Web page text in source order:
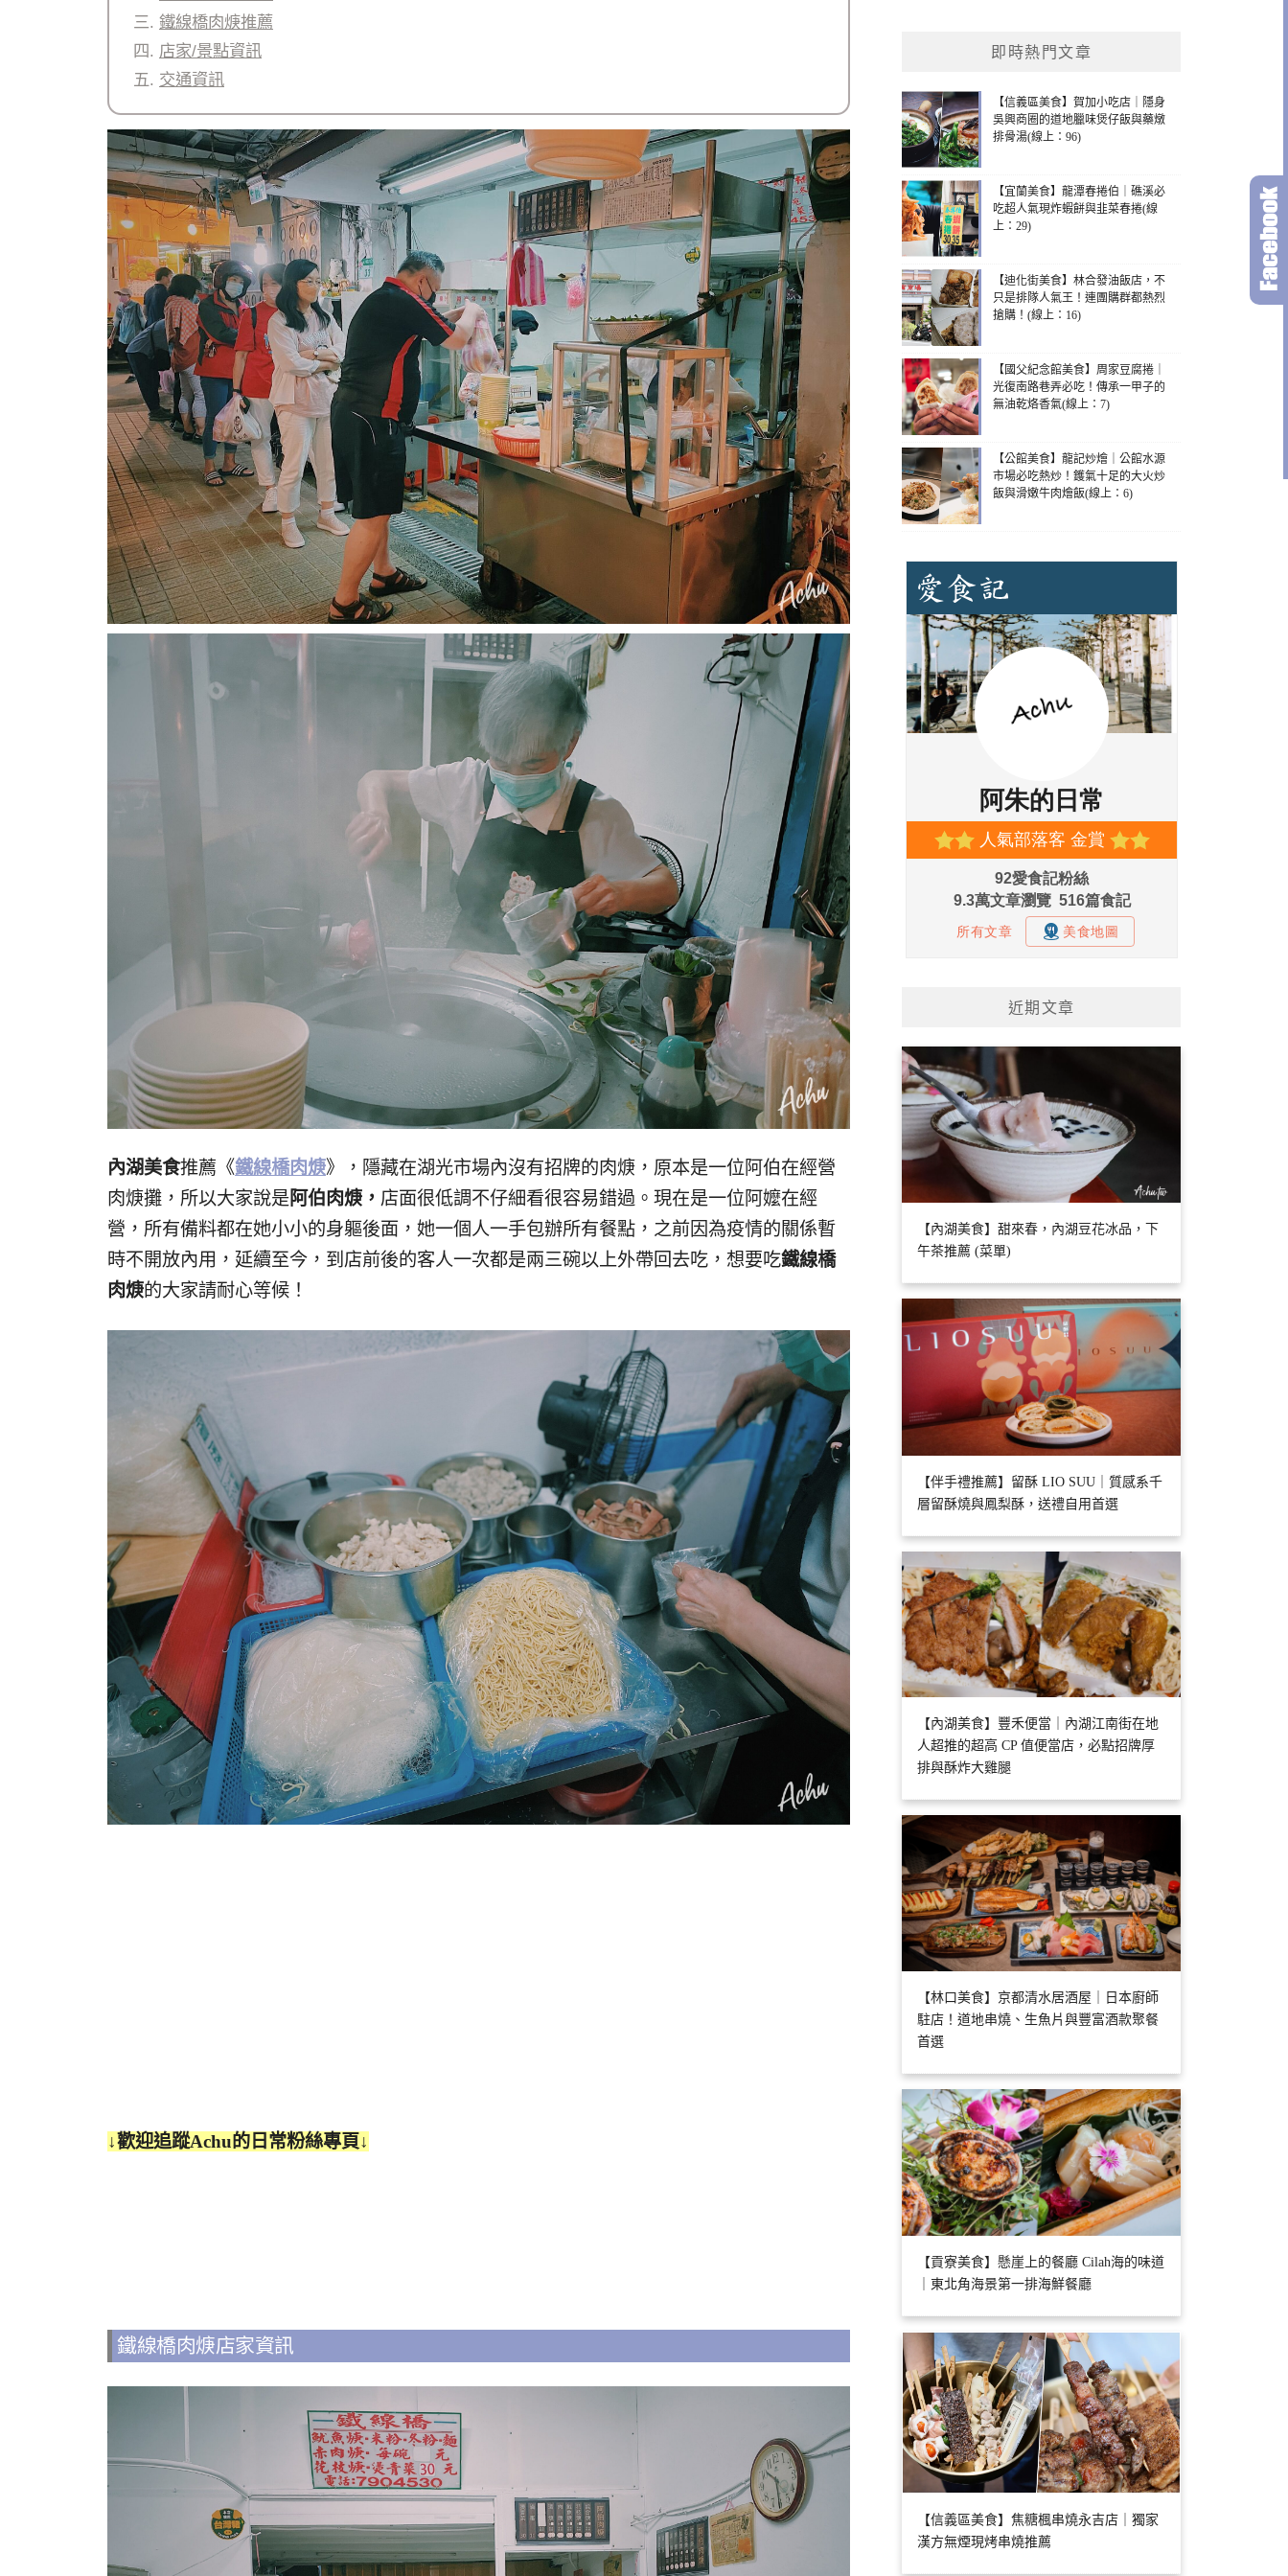
鐵線橋肉焿推薦
店家/景點資訊
交通資訊
內湖美食推薦《鐵線橋肉焿》，隱藏在湖光市場內沒有招牌的肉焿，原本是一位阿伯在經營
肉焿攤，所以大家說是阿伯肉焿， 店面很低調不仔細看很容易錯過。現在是一位阿嬤在經
營，所有備料都在她小小的身軀後面，她一個人一手包辦所有餐點，之前因為疫情的關係暫
時不開放內用，延續至今，到店前後的客人一次都是兩三碗以上外帶回去吃，想要吃鐵線橋
肉焿的大家請耐心等候！
↓歡迎追蹤Achu的日常粉絲專頁↓
鐵線橋肉焿店家資訊
即時熱門文章
【信義區美食】賀加小吃店｜隱身
吳興商圈的道地臘味煲仔飯與藥燉
排骨湯(線上：96)
【宜蘭美食】龍潭春捲伯｜礁溪必
吃超人氣現炸蝦餅與韭菜春捲(線
上：29)
【迪化街美食】林合發油飯店，不
只是排隊人氣王！連團購群都熱烈
搶購！(線上：16)
【國父紀念館美食】周家豆腐捲｜
光復南路巷弄必吃！傳承一甲子的
無油乾烙香氣(線上：7)
【公館美食】龍記炒燴｜公館水源
市場必吃熱炒！鑊氣十足的大火炒
飯與滑嫩牛肉燴飯(線上：6)
近期文章
【內湖美食】甜來春，內湖豆花冰品，下
午茶推薦 (菜單)
【伴手禮推薦】留酥 LIO SUU｜質感系千
層留酥燒與鳳梨酥，送禮自用首選
【內湖美食】豐禾便當｜內湖江南街在地
人超推的超高 CP 值便當店，必點招牌厚
排與酥炸大雞腿
【林口美食】京都清水居酒屋｜日本廚師
駐店！道地串燒、生魚片與豐富酒款聚餐
首選
【貢寮美食】懸崖上的餐廳 Cilah海的味道
｜東北角海景第一排海鮮餐廳
【信義區美食】焦糖楓串燒永吉店｜獨家
漢方無煙現烤串燒推薦